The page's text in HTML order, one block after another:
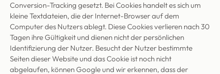
Conversion-Tracking gesetzt. Bei Cookies handelt es sich um
kleine Textdateien, die der Internet-Browser auf dem
Computer des Nutzers ablegt. Diese Cookies verlieren nach 30
Tagen ihre Gültigkeit und dienen nicht der persönlichen
Identifizierung der Nutzer. Besucht der Nutzer bestimmte
Seiten dieser Website und das Cookie ist noch nicht
abgelaufen, können Google und wir erkennen, dass der